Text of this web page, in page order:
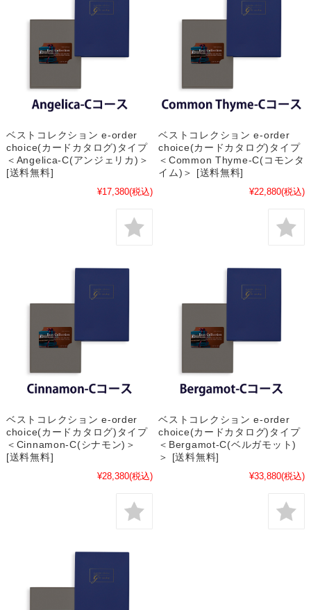
ベストコレクション e-order
choice(カードカタログ)タイプ
＜Angelica-C(アンジェリカ)＞
[送料無料]
¥17,380(税込)
ベストコレクション e-order
choice(カードカタログ)タイプ
＜Common Thyme-C(コモンタ
イム)＞ [送料無料]
¥22,880(税込)
ベストコレクション e-order
choice(カードカタログ)タイプ
＜Cinnamon-C(シナモン)＞
[送料無料]
¥28,380(税込)
ベストコレクション e-order
choice(カードカタログ)タイプ
＜Bergamot-C(ベルガモット)
＞ [送料無料]
¥33,880(税込)